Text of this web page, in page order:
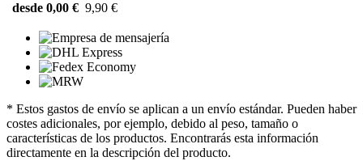
desde 0,00 € 9,90 €
* Estos gastos de envío se aplican a un envío estándar. Pueden haber
costes adicionales, por ejemplo, debido al peso, tamaño o
características de los productos. Encontrarás esta información
directamente en la descripción del producto.